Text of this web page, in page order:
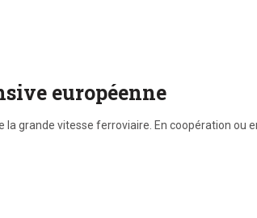
européenne
la grande vitesse ferroviaire. En coopération